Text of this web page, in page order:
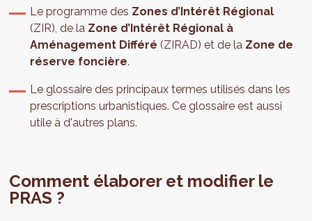
Le programme des Zones d’Intérêt Régional
(ZIR), de la Zone d’Intérêt Régional à
Aménagement Différé (ZIRAD) et de la Zone de
réserve foncière.
Le glossaire des principaux termes utilisés dans les
prescriptions urbanistiques. Ce glossaire est aussi
utile à d'autres plans.
Comment élaborer et modifier le
PRAS ?